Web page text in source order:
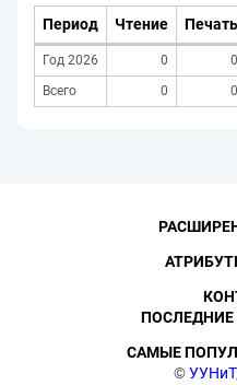
Период Чтение Печать
Год 2026 0 0
Всего
0 0
©УУНиТ
ПОСЛЕДНИЕ
САМЫЕ